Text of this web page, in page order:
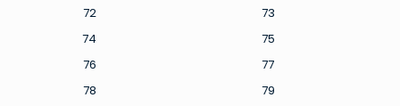
72
73
74
75
76
77
78
79